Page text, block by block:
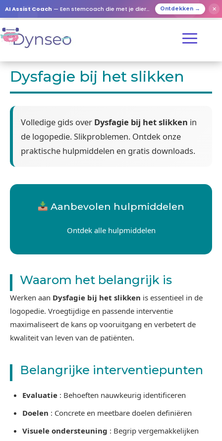
AI Assist Coach — Een stemcoach die met je dierbaren speelt Ontdekken → ✕
Dysfagie bij het slikken
Volledige gids over Dysfagie bij het slikken in
de logopedie. Slikproblemen. Ontdek onze
praktische hulpmiddelen en gratis downloads.
Aanbevolen hulpmiddelen
Ontdek alle hulpmiddelen
Waarom het belangrijk is
Werken aan Dysfagie bij het slikken is essentieel in de
logopedie. Vroegtijdige en passende interventie
maximaliseert de kans op vooruitgang en verbetert de
kwaliteit van leven van de patiënten.
Belangrijke interventiepunten
Evaluatie : Behoeften nauwkeurig identificeren
Doelen : Concrete en meetbare doelen definiëren
Visuele ondersteuning : Begrip vergemakkelijken